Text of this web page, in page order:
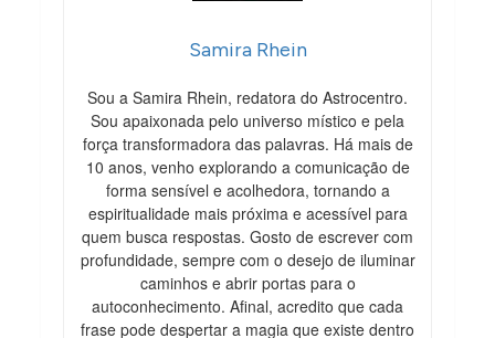
Samira Rhein
Sou a Samira Rhein, redatora do Astrocentro.
Sou apaixonada pelo universo místico e pela
força transformadora das palavras. Há mais de
10 anos, venho explorando a comunicação de
forma sensível e acolhedora, tornando a
espiritualidade mais próxima e acessível para
quem busca respostas. Gosto de escrever com
profundidade, sempre com o desejo de iluminar
caminhos e abrir portas para o
autoconhecimento. Afinal, acredito que cada
frase pode despertar a magia que existe dentro